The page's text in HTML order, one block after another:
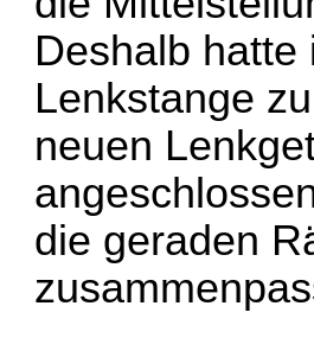
Deshalb
Lenkstange
neuen
die geraden